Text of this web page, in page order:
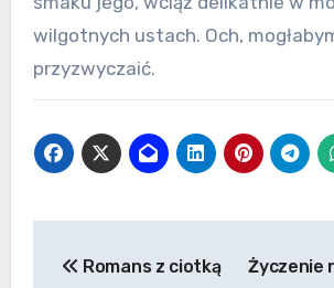
wilgotnych ustach. Och,
przyzwyczaić.
Romans z ciotką
Życzenie